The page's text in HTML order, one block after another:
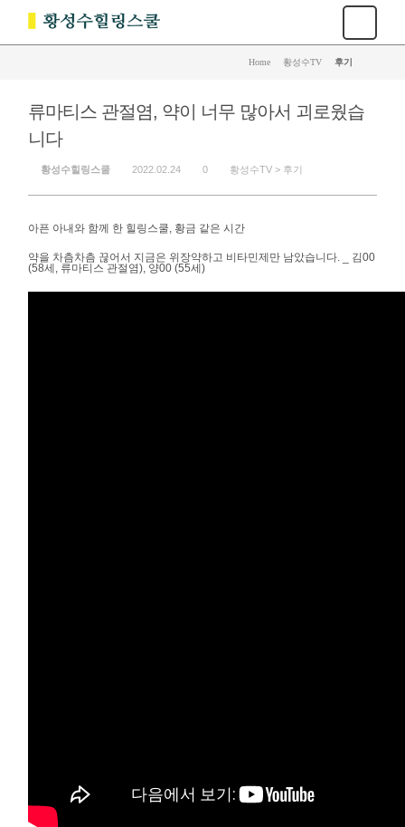
Home 황성수TV 후기
류마티스 관절염, 약이 너무 많아서 괴로웠습
니다
황성수힐링스쿨 2022.02.24 0 황성수TV > 후기
아픈 아내와 함께 한 힐링스쿨, 황금 같은 시간
약을 차츰차츰 끊어서 지금은 위장약하고 비타민제만 남았습니다. _ 김00
(58세, 류마티스 관절염), 양00 (55세)